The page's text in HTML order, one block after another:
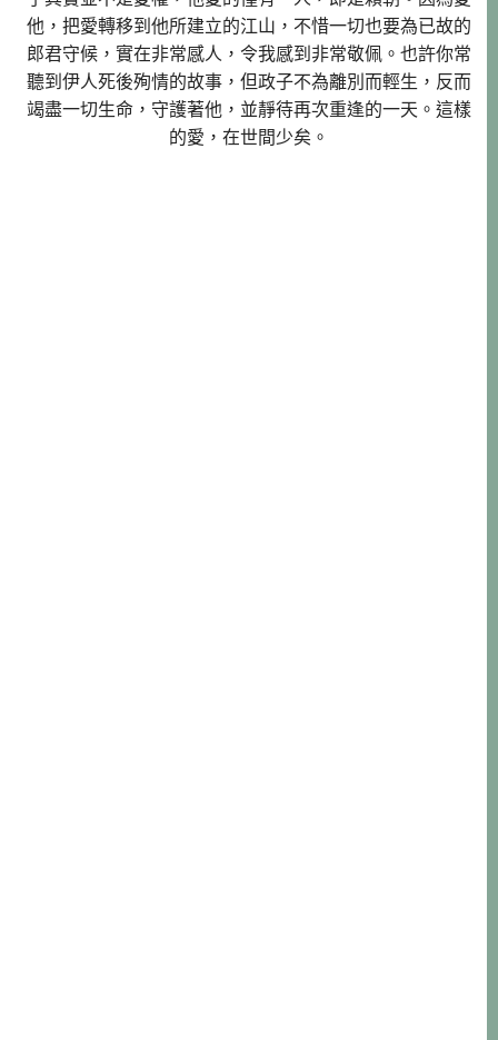
他，把愛轉移到他所建立的江山，不惜一切也要為已故的
郎君守候，實在非常感人，令我感到非常敬佩。也許你常
聽到伊人死後殉情的故事，但政子不為離別而輕生，反而
竭盡一切生命，守護著他，並靜待再次重逢的一天。這樣
的愛，在世間少矣。